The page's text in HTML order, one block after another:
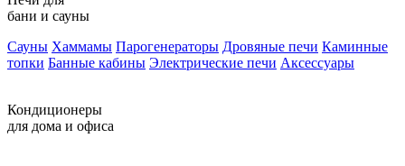
бани и сауны
Сауны Хаммамы Парогенераторы Дровяные печи Каминные
топки Банные кабины Электрические печи Аксессуары
Кондиционеры
для дома и офиса